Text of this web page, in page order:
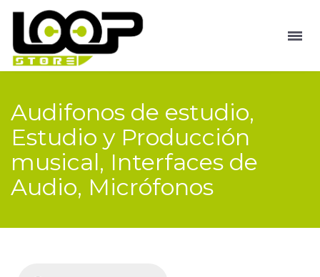
Audifonos de estudio,
Estudio y Producción
musical, Interfaces de
Audio, Micrófonos